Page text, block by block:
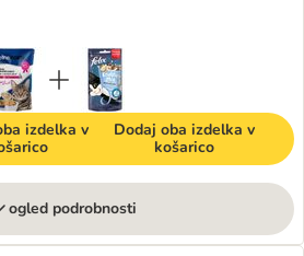
izdelka v
Dodaj oba izdelka v
košarico
ogled podrobnosti